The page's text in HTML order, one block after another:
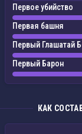
Первое убийство
Первая башня
Первый Глашатай
Первый Барон
КАК